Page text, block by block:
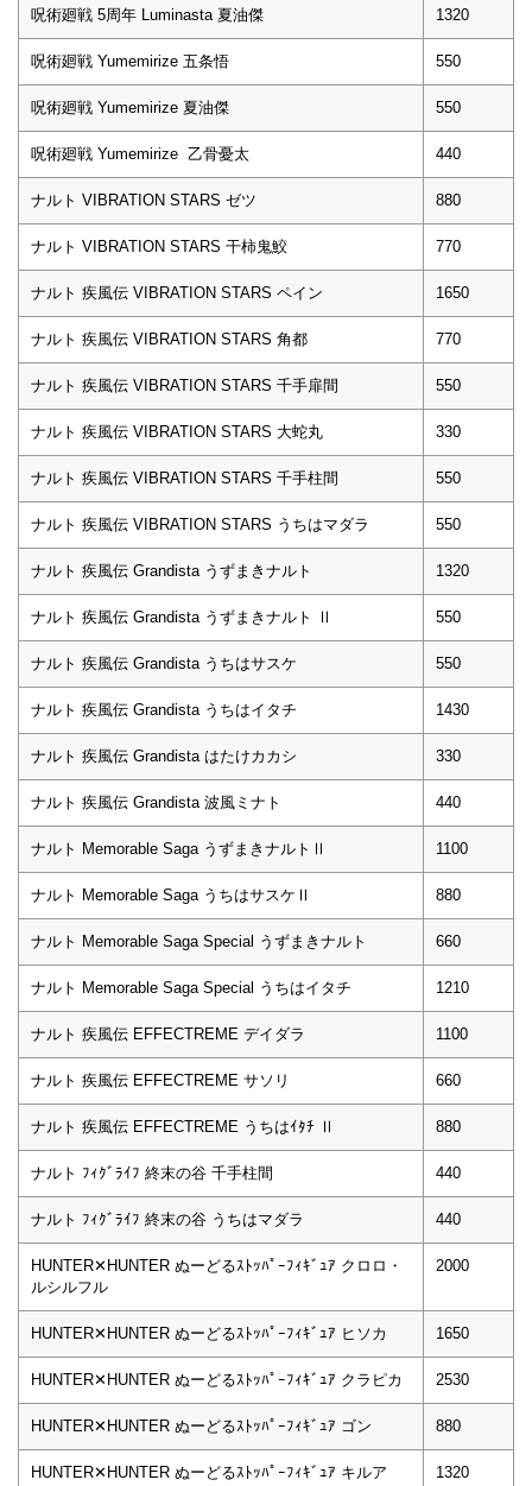
呪術廻戦 5周年 Luminasta 夏油傑 1320
呪術廻戦 Yumemirize 五条悟 550
呪術廻戦 Yumemirize 夏油傑 550
呪術廻戦 Yumemirize 乙骨憂太 440
ナルト VIBRATION STARS ゼツ 880
ナルト VIBRATION STARS 干柿鬼鮫 770
ナルト 疾風伝 VIBRATION STARS ペイン 1650
ナルト 疾風伝 VIBRATION STARS 角都 770
ナルト 疾風伝 VIBRATION STARS 千手扉間 550
ナルト 疾風伝 VIBRATION STARS 大蛇丸 330
ナルト 疾風伝 VIBRATION STARS 千手柱間 550
ナルト 疾風伝 VIBRATION STARS うちはマダラ 550
ナルト 疾風伝 Grandista うずまきナルト 1320
ナルト 疾風伝 Grandista うずまきナルト Ⅱ 550
ナルト 疾風伝 Grandista うちはサスケ 550
ナルト 疾風伝 Grandista うちはイタチ 1430
ナルト 疾風伝 Grandista はたけカカシ 330
ナルト 疾風伝 Grandista 波風ミナト 440
ナルト Memorable Saga うずまきナルトⅡ 1100
ナルト Memorable Saga うちはサスケⅡ 880
ナルト Memorable Saga Special うずまきナルト 660
ナルト Memorable Saga Special うちはイタチ 1210
ナルト 疾風伝 EFFECTREME デイダラ 1100
ナルト 疾風伝 EFFECTREME サソリ 660
ナルト 疾風伝 EFFECTREME うちはｲﾀﾁ Ⅱ 880
ナルト ﾌｨｸﾞﾗｲﾌ 終末の谷 千手柱間 440
ナルト ﾌｨｸﾞﾗｲﾌ 終末の谷 うちはマダラ 440
HUNTER✕HUNTER ぬーどるｽﾄｯﾊﾟｰﾌｨｷﾞｭｱ クロロ・
ルシルフル
2000
HUNTER✕HUNTER ぬーどるｽﾄｯﾊﾟｰﾌｨｷﾞｭｱ ヒソカ 1650
HUNTER✕HUNTER ぬーどるｽﾄｯﾊﾟｰﾌｨｷﾞｭｱ クラピカ 2530
HUNTER✕HUNTER ぬーどるｽﾄｯﾊﾟｰﾌｨｷﾞｭｱ ゴン 880
HUNTER✕HUNTER ぬーどるｽﾄｯﾊﾟｰﾌｨｷﾞｭｱ キルア 1320